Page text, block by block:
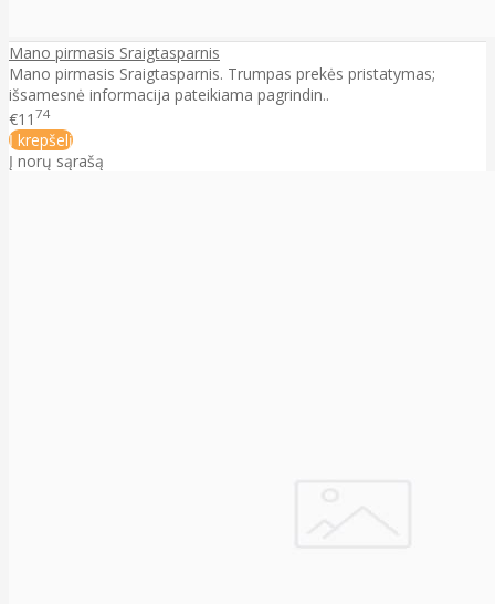
Mano pirmasis Sraigtasparnis
Mano pirmasis Sraigtasparnis. Trumpas prekės pristatymas;
išsamesnė informacija pateikiama pagrindin..
€11 74
Į krepšelį
Į norų sąrašą